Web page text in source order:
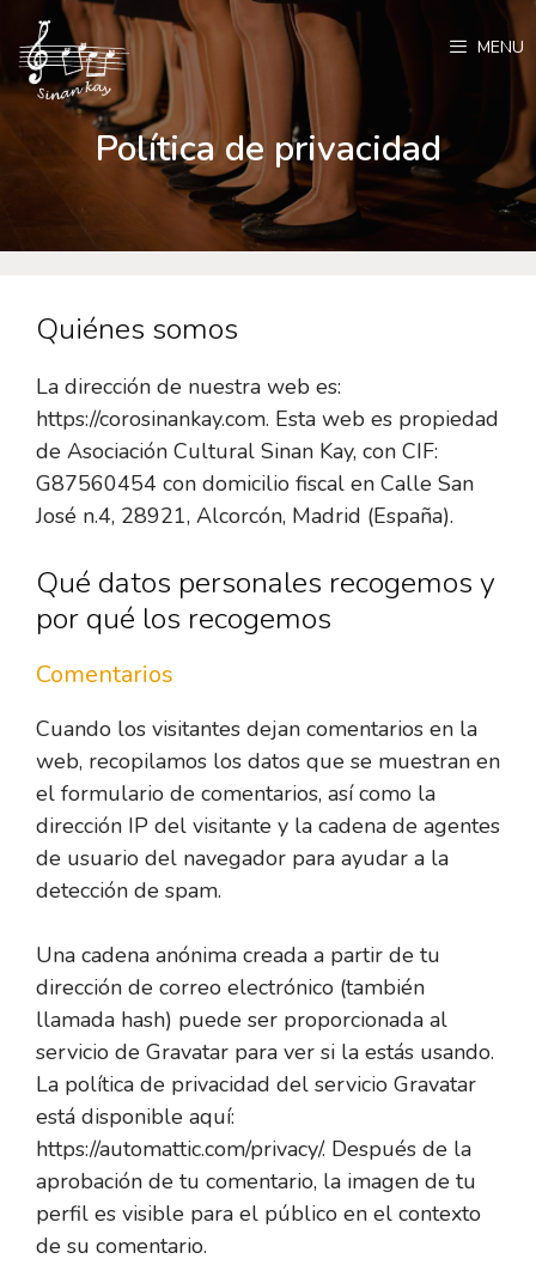
Saltar
contenido
MENU
Política de privacidad
Quiénes somos
La dirección de nuestra web es:
https://corosinankay.com. Esta web es propiedad
de Asociación Cultural Sinan Kay, con CIF:
G87560454 con domicilio fiscal en Calle San
José n.4, 28921, Alcorcón, Madrid (España).
Qué datos personales recogemos y
por qué los recogemos
Comentarios
Cuando los visitantes dejan comentarios en la
web, recopilamos los datos que se muestran en
el formulario de comentarios, así como la
dirección IP del visitante y la cadena de agentes
de usuario del navegador para ayudar a la
detección de spam.
Una cadena anónima creada a partir de tu
dirección de correo electrónico (también
llamada hash) puede ser proporcionada al
servicio de Gravatar para ver si la estás usando.
La política de privacidad del servicio Gravatar
está disponible aquí:
https://automattic.com/privacy/. Después de la
aprobación de tu comentario, la imagen de tu
perfil es visible para el público en el contexto
de su comentario.